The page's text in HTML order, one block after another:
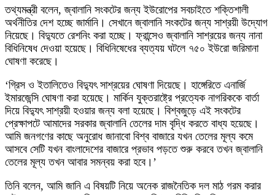
তথ্যমন্ত্রী বলেন, জ্বালানি সংকটের জন্য ইউরোপের সবচাইতে শক্তিশালী
অর্থনীতির দেশ হচ্ছে জার্মানি। সেখানে জ্বালানি সংকটের জন্য সাশ্রয়ী উদ্যোগ
নিয়েছে। বিদ্যুতে রেশনিং করা হচ্ছে। ফ্রান্সেও জ্বালানি সাশ্রয়ের জন্য নানা
বিধিনিষেধ দেওয়া হয়েছে। বিধিনিষেধের ব্যত্যয় ঘটলে ৭৫০ ইউরো জরিমানা
ঘোষণা করেছে।
‘গ্রিস ও ইতালিতেও বিদ্যুৎ সাশ্রয়ের ঘোষণা দিয়েছে। হাঙ্গেরিতে এনার্জি
ইমারজেন্সি ঘোষণা করা হয়েছে। মার্কিন যুক্তরাষ্ট্রে প্রত্যেক নাগরিককে বার্তা
দিয়ে বিদ্যুৎ সাশ্রয়ী হওয়ার জন্য বলা হয়েছে। বিশ্বজুড়ে এই সংকটের
প্রেক্ষাপটে আমাদের সরকার জ্বালানি তেলের দাম বৃদ্ধি করতে বাধ্য হয়েছে।
আমি জনগণের কাছে অনুরোধ জানাবো বিশ্ব বাজারে যখন তেলের মূল্য কমে
আসবে সেটি যখন বাংলাদেশের বাজারে প্রভাব পড়তে শুরু করবে তখন জ্বালানি
তেলের মূল্য তখন আবার সমন্বয় করা হবে।’
তিনি বলেন, আমি জানি এ বিষয়টি নিয়ে অনেক রাজনৈতিক দল মাঠ গরম করার